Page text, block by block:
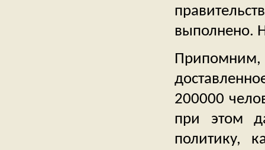
выполнено.
200000
при этом
политику,